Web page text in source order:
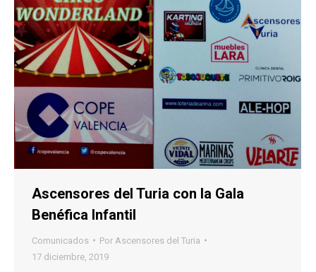
Ascensores del Turia con la Gala
Benéfica Infantil
Comunicados Por Ascensores del Turia
17 diciembre, 2019